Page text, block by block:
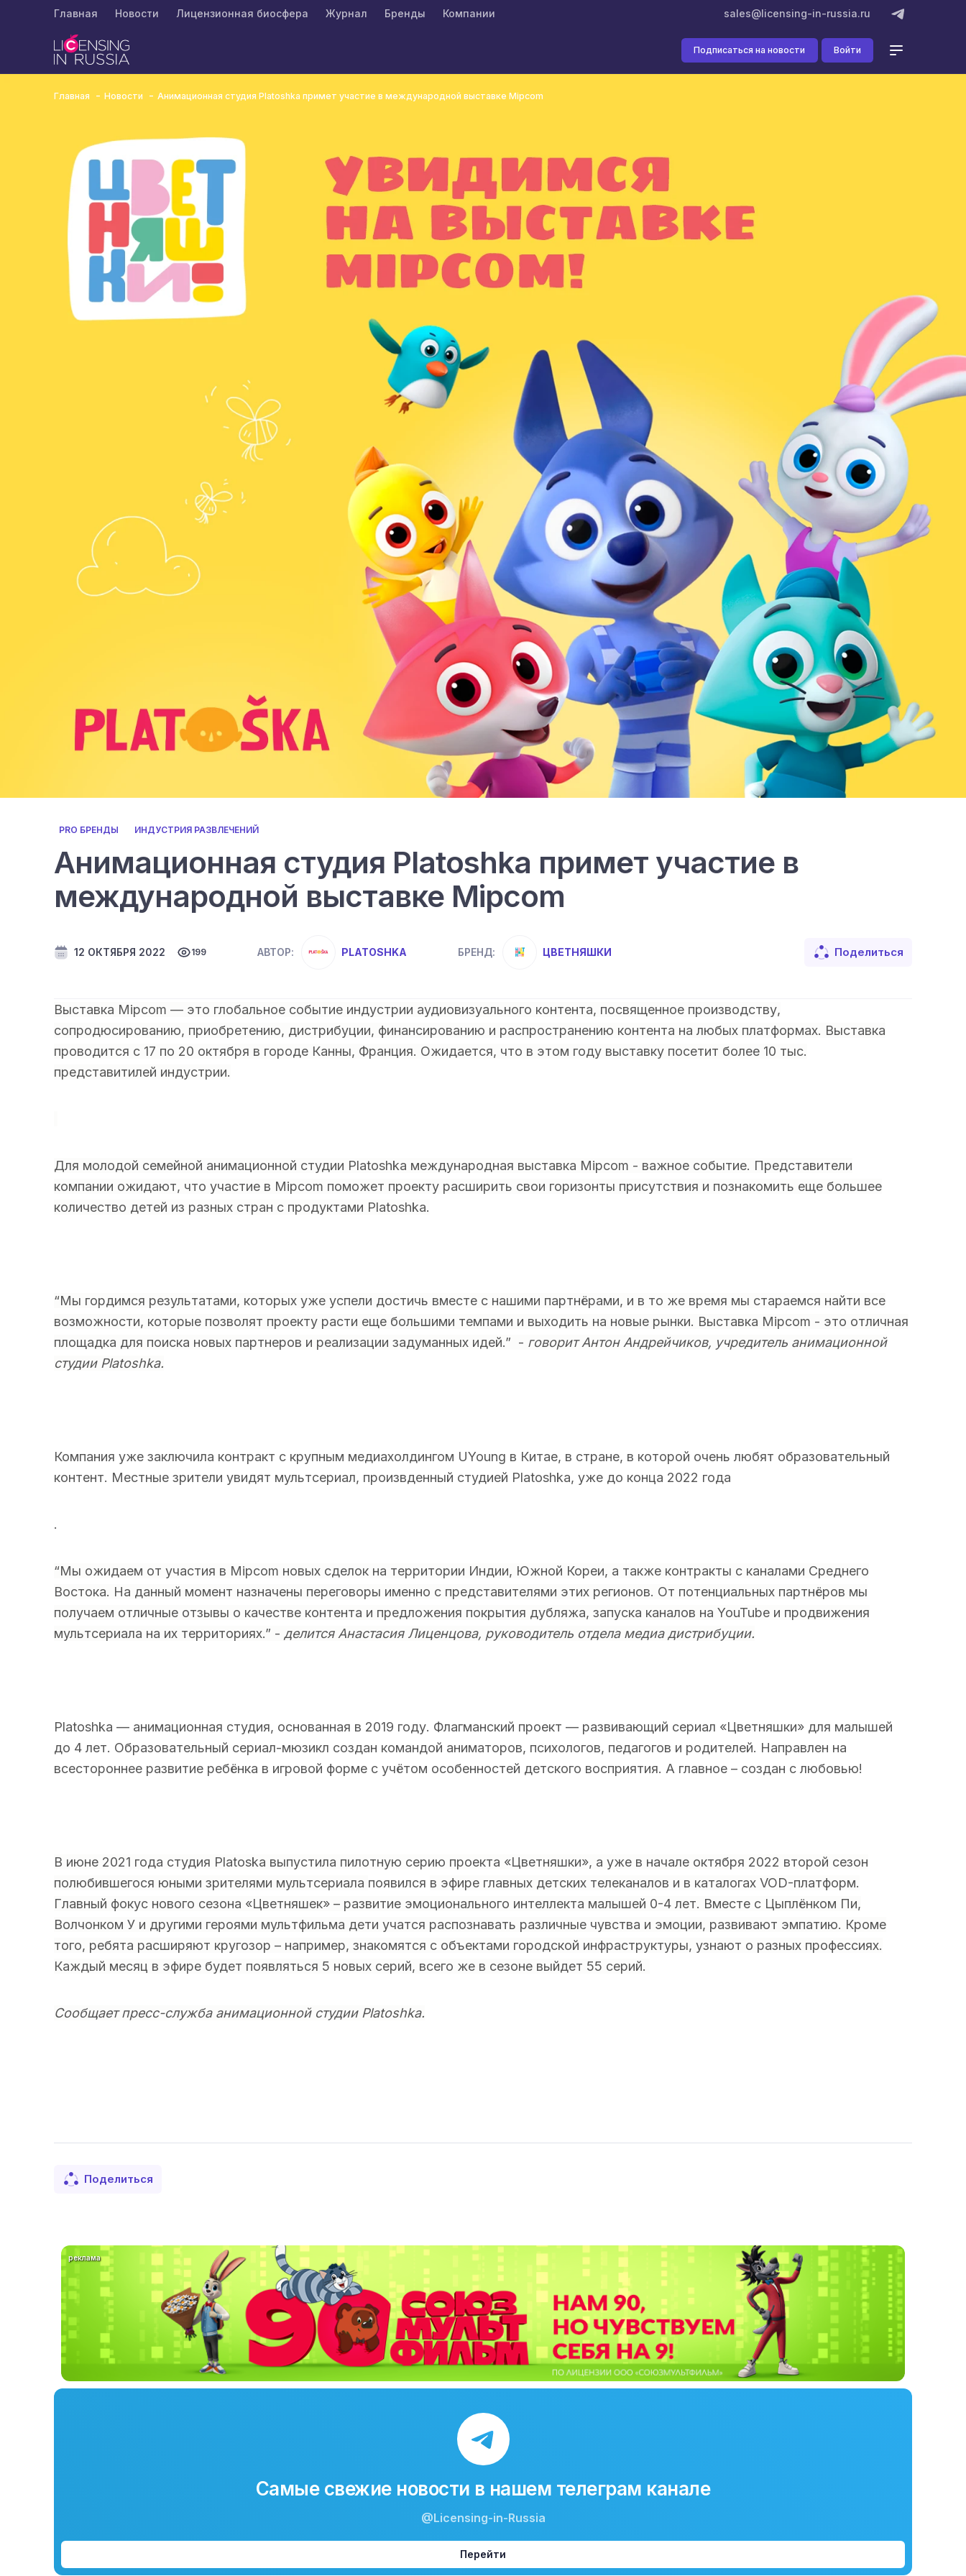
Главная Новости Лицензионная биосфера Журнал Бренды Компании sales@licensing-in-russia.ru
Подписаться на новости Войти
Главная Новости Анимационная студия Platoshka примет участие в международной выставке Mipcom
PRO БРЕНДЫ ИНДУСТРИЯ РАЗВЛЕЧЕНИЙ
Анимационная студия Platoshka примет участие в
международной выставке Mipcom
12 ОКТЯБРЯ 2022 199 АВТОР: PLATOSHKA БРЕНД: ЦВЕТНЯШКИ Поделиться
Выставка Mipcom — это глобальное событие индустрии аудиовизуального контента, посвященное производству,
сопродюсированию, приобретению, дистрибуции, финансированию и распространению контента на любых платформах. Выставка
проводится c 17 по 20 октября в городе Канны, Франция. Ожидается, что в этом году выставку посетит более 10 тыс.
представитилей индустрии.
Для молодой семейной анимационной студии Platoshka международная выставка Mipcom - важное событие. Представители
компании ожидают, что участие в Mipcom поможет проекту расширить свои горизонты присутствия и познакомить еще большее
количество детей из разных стран с продуктами Platoshka.
“Мы гордимся результатами, которых уже успели достичь вместе с нашими партнёрами, и в то же время мы стараемся найти все
возможности, которые позволят проекту расти еще большими темпами и выходить на новые рынки. Выставка Mipcom - это отличная
площадка для поиска новых партнеров и реализации задуманных идей.” - говорит Антон Андрейчиков, учредитель анимационной
студии Platoshka.
Компания уже заключила контракт с крупным медиахолдингом UYoung в Китае, в стране, в которой очень любят образовательный
контент. Местные зрители увидят мультсериал, произвденный студией Platoshka, уже до конца 2022 года
.
“Мы ожидаем от участия в Mipcom новых сделок на территории Индии, Южной Кореи, а также контракты с каналами Среднего
Востока. На данный момент назначены переговоры именно с представителями этих регионов. От потенциальных партнёров мы
получаем отличные отзывы о качестве контента и предложения покрытия дубляжа, запуска каналов на YouTube и продвижения
мультсериала на их территориях.” - делится Анастасия Лиценцова, руководитель отдела медиа дистрибуции.
Platoshka — анимационная студия, основанная в 2019 году. Флагманский проект — развивающий сериал «Цветняшки» для малышей
до 4 лет. Образовательный сериал-мюзикл создан командой аниматоров, психологов, педагогов и родителей. Направлен на
всестороннее развитие ребёнка в игровой форме с учётом особенностей детского восприятия. А главное – создан с любовью!
В июне 2021 года студия Platoska выпустила пилотную серию проекта «Цветняшки», а уже в начале октября 2022 второй сезон
полюбившегося юными зрителями мультсериала появился в эфире главных детских телеканалов и в каталогах VOD-платформ.
Главный фокус нового сезона «Цветняшек» – развитие эмоционального интеллекта малышей 0-4 лет. Вместе с Цыплёнком Пи,
Волчонком У и другими героями мультфильма дети учатся распознавать различные чувства и эмоции, развивают эмпатию. Кроме
того, ребята расширяют кругозор – например, знакомятся с объектами городской инфраструктуры, узнают о разных профессиях.
Каждый месяц в эфире будет появляться 5 новых серий, всего же в сезоне выйдет 55 серий.
Сообщает пресс-служба анимационной студии Platoshka.
Поделиться
реклама
Самые свежие новости в нашем телеграм канале
@Licensing-in-Russia
Перейти